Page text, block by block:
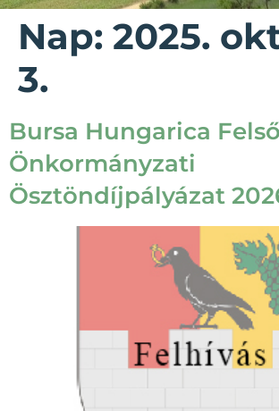
Nap: 2025.
3.
Bursa Hungarica
Önkormányzati
Ösztöndíjpályázat